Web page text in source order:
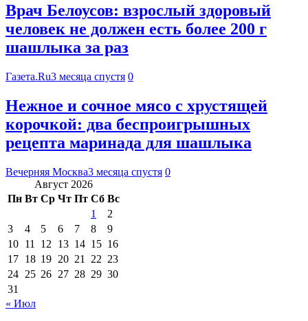
Врач Белоусов: взрослый здоровый
человек не должен есть более 200 г
шашлыка за раз
Газета.Ru3 месяца спустя 0
Нежное и сочное мясо с хрустящей
корочкой: два беспроигрышных
рецепта маринада для шашлыка
Вечерняя Москва3 месяца спустя 0
Август 2026
Пн Вт Ср Чт Пт Сб Вс
1
2
3
4 5 6 7 8
9
10 11 12 13 14 15 16
17 18 19 20 21 22 23
24 25 26 27 28 29 30
31
« Июл